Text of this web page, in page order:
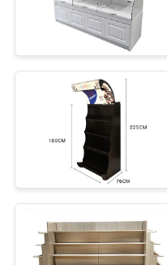
POPROSIĆ
O
WYCENĘ
SITEMAP
PRIVACY
POLICY
Sklepy
Stojak